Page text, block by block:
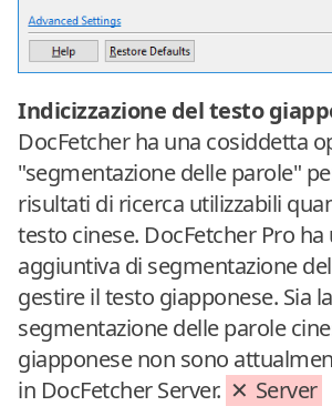
Indicizzazione del testo
DocFetcher ha una cosiddetta
"segmentazione delle parole"
risultati di ricerca utilizzabili
testo cinese. DocFetcher Pro
aggiuntiva di segmentazione
gestire il testo giapponese. Sia la
segmentazione delle parole
giapponese non sono
in DocFetcher Server.
Server